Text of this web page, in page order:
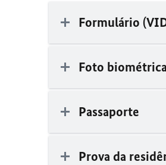
Formulário
Foto biométrica
Passaporte
Prova da